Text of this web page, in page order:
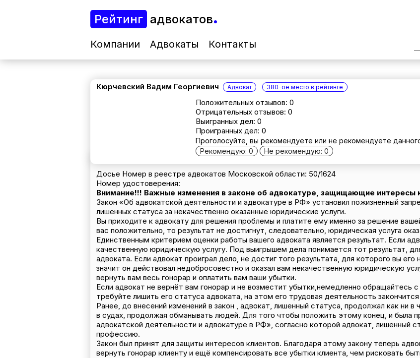
Рейтинг адвокатов
Компании Адвокаты Контакты
Кюрчевский Вадим Георгиевич Адвокат 380-ое место в рейтинге
Положительных отзывов: 0
Отрицательных отзывов: 0
Выигранных дел: 0
Проигранных дел: 0
Проголосуйте, вы рекомендуете или не рекомендуете
Рекомендую: 0
Не рекомендую: 0
Досье Номер в реестре адвокатов Московской области: 50/1624
Номер удостоверения:
Внимание!!! Важные изменения в законе об адвокатуре, защищающие интересы
Закон «Об адвокатской деятельности и адвокатуре в РФ» установил пожизненный
лишенных статуса за некачественно оказанные юридические услуги.
Вы приходите к адвокату для решения проблемы и платите ему именно за решение
вас положительно, то результат не достигнут, следовательно, юридическая услуга
Единственным критерием оценки работы вашего адвоката является результат. Если
качественную юридическую услугу. Под выигрышем дела понимается тот результат,
адвоката. Если адвокат проиграл дело, не достиг того результата, для которого вы
значит он действовал недобросовестно и оказал вам некачественную юридическую
вернуть вам весь гонорар и оплатить вам ваши убытки.
Если адвокат не вернёт вам гонорар и не возместит убытки,немедленно обращайтесь
требуйте лишить его статуса адвоката, на этом его трудовая деятельность закончится
Ранее, до внесений изменений в закон , адвокат, лишенный статуса, продолжал как ни
в судах, продолжая обманывать людей. Для того чтобы положить этому конец, и была
адвокатской деятельности и адвокатуре в РФ», согласно которой адвокат, лишенный
профессию.
Закон был принят для защиты интересов клиентов. Благодаря этому закону теперь
вернуть гонорар клиенту и ещё компенсировать все убытки клиента, чем рисковать